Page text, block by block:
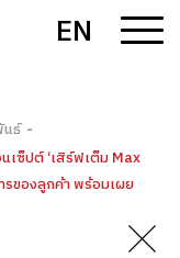
EN
นธ์ -
เซ็ปต์ ‘เสิร์ฟเต็ม Max
รของลูกค้า พร้อมเผย